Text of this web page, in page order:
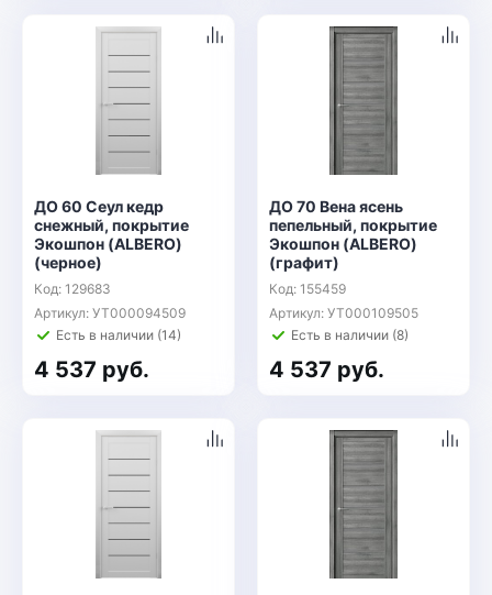
ДО 60 Сеул кедр
снежный, покрытие
Экошпон (ALBERO)
(черное)
Код: 129683
Артикул: УТ000094509
Есть в наличии (14)
4 537 руб.
ДО 70 Вена ясень
пепельный, покрытие
Экошпон (ALBERO)
(графит)
Код: 155459
Артикул: УТ000109505
Есть в наличии (8)
4 537 руб.